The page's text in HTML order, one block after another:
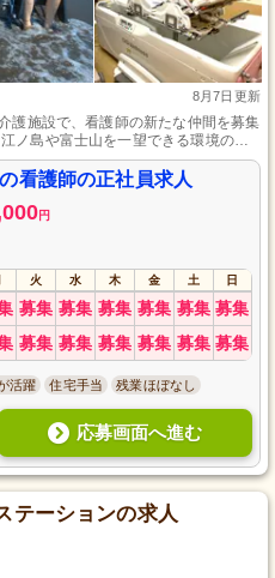
8月7日更新
護施設で、看護師の新たな仲間を募集
ノ島や富士山を一望できる環境の
庭があり、自然光溢れる快適な職場
取りケアに対する深い感謝を体感し
れていきます。
看護師の正社員求人
円
火 水 木 金 土 日
募集 募集 募集 募集 募集 募集
募集 募集 募集 募集 募集 募集
活躍 住宅手当 残業ほぼなし
応募画面へ進む
テーションの求人